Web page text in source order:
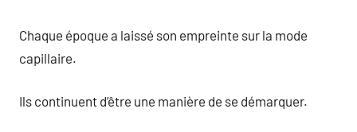
Chaque époque a laissé son empreinte sur la mode
capillaire.
Ils continuent d’être une manière de se démarquer.